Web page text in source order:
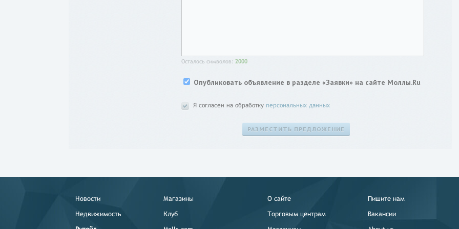
Осталось символов: 2000
Опубликовать объявление в разделе «Заявки» на сайте Моллы.Ru
Я согласен на обработку персональных данных
Новости
Недвижимость
Магазины
Клуб
О сайте
Торговым центрам
Пишите нам
Вакансии